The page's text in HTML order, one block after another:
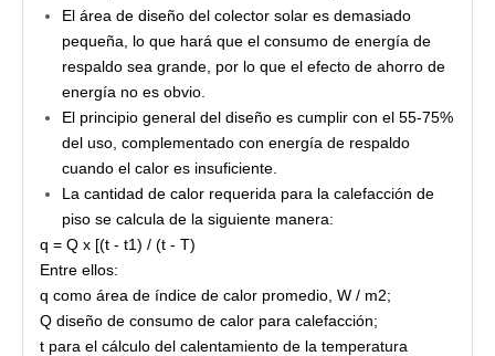
El área de diseño del colector solar es demasiado
pequeña, lo que hará que el consumo de energía de
respaldo sea grande, por lo que el efecto de ahorro de
energía no es obvio.
El principio general del diseño es cumplir con el 55-75%
del uso, complementado con energía de respaldo
cuando el calor es insuficiente.
La cantidad de calor requerida para la calefacción de
piso se calcula de la siguiente manera:
q = Q x [(t - t1) / (t - T)
Entre ellos:
q como área de índice de calor promedio, W / m2;
Q diseño de consumo de calor para calefacción;
t para el cálculo del calentamiento de la temperatura